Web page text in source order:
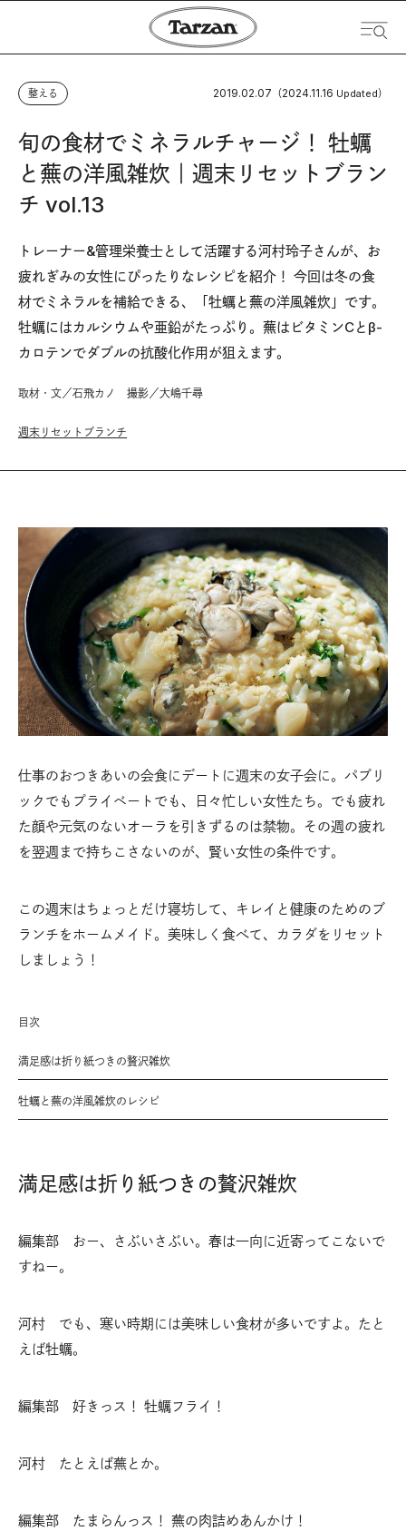
整える 2019.02.07 （2024.11.16 Updated）
旬の食材でミネラルチャージ！ 牡蠣
と蕪の洋風雑炊｜週末リセットブラン
チ vol.13
トレーナー&管理栄養士として活躍する河村玲子さんが、お
疲れぎみの女性にぴったりなレシピを紹介！ 今回は冬の食
材でミネラルを補給できる、「牡蠣と蕪の洋風雑炊」です。
牡蠣にはカルシウムや亜鉛がたっぷり。蕪はビタミンCとβ-
カロテンでダブルの抗酸化作用が狙えます。
取材・文／石飛カノ 撮影／大嶋千尋
週末リセットブランチ
仕事のおつきあいの会食にデートに週末の女子会に。パプリ
ックでもプライベートでも、日々忙しい女性たち。でも疲れ
た顔や元気のないオーラを引きずるのは禁物。その週の疲れ
を翌週まで持ちこさないのが、賢い女性の条件です。
この週末はちょっとだけ寝坊して、キレイと健康のためのブ
ランチをホームメイド。美味しく食べて、カラダをリセット
しましょう！
目次
満足感は折り紙つきの贅沢雑炊
牡蠣と蕪の洋風雑炊のレシピ
満足感は折り紙つきの贅沢雑炊
編集部 おー、さぶいさぶい。春は一向に近寄ってこないで
すねー。
河村 でも、寒い時期には美味しい食材が多いですよ。たと
えば牡蠣。
編集部 好きっス！ 牡蠣フライ！
河村 たとえば蕪とか。
編集部 たまらんっス！ 蕪の肉詰めあんかけ！